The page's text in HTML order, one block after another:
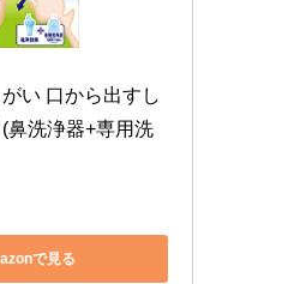
い 口から出すし
鼻洗浄器+専用洗
で見る